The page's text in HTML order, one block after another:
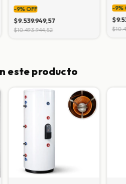
(Calefacción 320 m2)
-9% OFF
$9.539.949,57
$10.493.944,52
-9%
este producto